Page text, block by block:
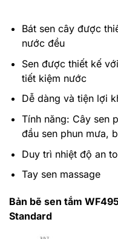
Bát sen cây được
nước đều
Sen được thiết kế
tiết kiệm nước
Dễ dàng và tiện lợi
Tính năng: Cây sen
đầu sen phun mưa,
Duy trì nhiệt độ an
Tay sen massage
Bản bẽ sen tắm
Standard